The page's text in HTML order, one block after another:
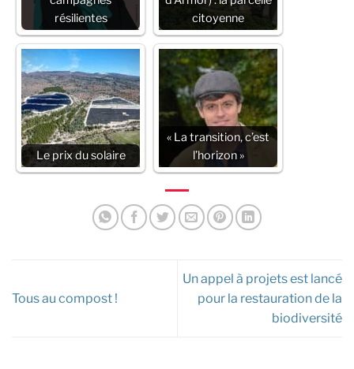
résilientes
citoyenne
Le prix du solaire
« La transition, c’est
l’horizon »
Tous au compost !
Un appel à projets est lancé
pour la restauration de la
biodiversité